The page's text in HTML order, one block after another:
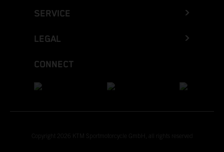
SERVICE
LEGAL
CONNECT
Copyright 2026 KTM Sportmotorcycle GmbH, all rights reserved